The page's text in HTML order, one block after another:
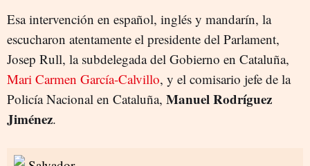
Esa intervención en español, inglés y mandarín, la
escucharon atentamente el presidente del Parlament,
Josep Rull, la subdelegada del Gobierno en Cataluña,
Mari Carmen García-Calvillo, y el comisario jefe de la
Policía Nacional en Cataluña, Manuel Rodríguez
Jiménez.